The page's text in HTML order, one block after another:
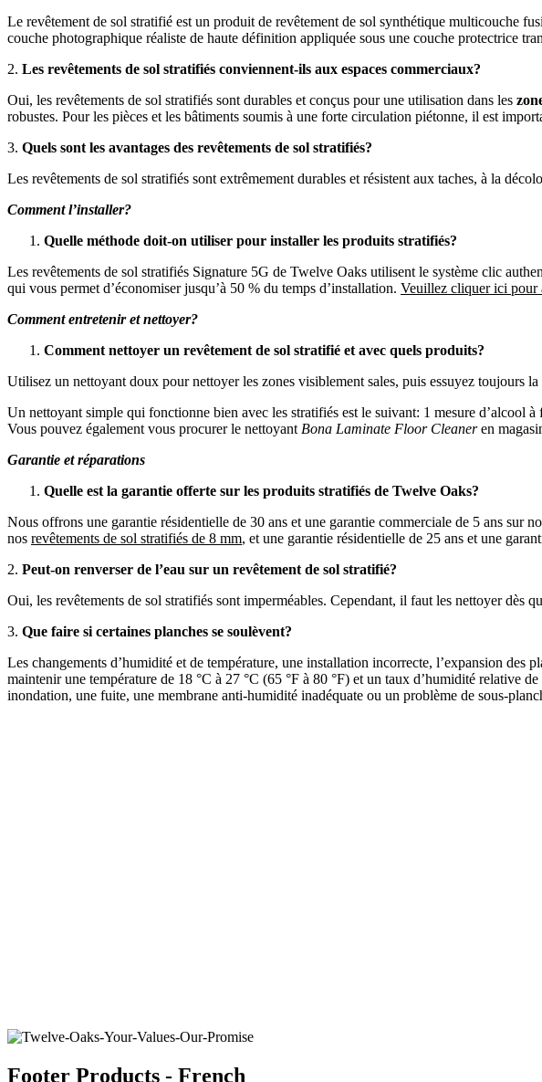
Le revêtement de sol stratifié est un produit de revêtement de sol synthétique multicouche
couche photographique réaliste de haute définition appliquée sous une couche protectrice
2. Les revêtements de sol stratifiés conviennent-ils aux espaces commerciaux?
Oui, les revêtements de sol stratifiés sont durables et conçus pour une utilisation dans les
robustes. Pour les pièces et les bâtiments soumis à une forte circulation piétonne, il est
3. Quels sont les avantages des revêtements de sol stratifiés?
Les revêtements de sol stratifiés sont extrêmement durables et résistent aux taches, à la
Comment l’installer?
Quelle méthode doit-on utiliser pour installer les produits stratifiés?
Les revêtements de sol stratifiés Signature 5G de Twelve Oaks utilisent le système clic
qui vous permet d’économiser jusqu’à 50 % du temps d’installation. Veuillez cliquer ici pour
Comment entretenir et nettoyer?
Comment nettoyer un revêtement de sol stratifié et avec quels produits?
Utilisez un nettoyant doux pour nettoyer les zones visiblement sales, puis essuyez toujours
Un nettoyant simple qui fonctionne bien avec les stratifiés est le suivant: 1 mesure d’alcool
Vous pouvez également vous procurer le nettoyant Bona Laminate Floor Cleaneren
Garantie et réparations
Quelle est la garantie offerte sur les produits stratifiés de Twelve Oaks?
Nous offrons une garantie résidentielle de 30 ans et une garantie commerciale de 5 ans sur
nos revêtements de sol stratifiés de 8 mm, et une garantie résidentielle de 25 ans et une
2. Peut-on renverser de l’eau sur un revêtement de sol stratifié?
Oui, les revêtements de sol stratifiés sont imperméables. Cependant, il faut les nettoyer dès
3. Que faire si certaines planches se soulèvent?
Les changements d’humidité et de température, une installation incorrecte, l’expansion des
maintenir une température de 18 °C à 27 °C (65 °F à 80 °F) et un taux d’humidité relative
inondation, une fuite, une membrane anti-humidité inadéquate ou un problème de sous-
Footer Products - French